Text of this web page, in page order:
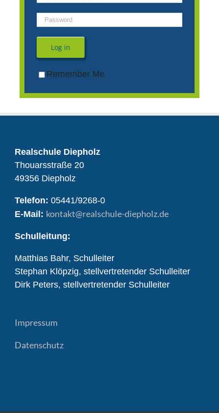
Log in
Remember Me
Realschule Diepholz
Thouarsstraße 20
49356 Diepholz
Telefon: 05441/9268-0
E-Mail: kontakt@realschule-diepholz.de
Schulleitung:
Matthias Bahr, Schulleiter
Stephan Klöpzig, stellvertretender Schulleiter
Dirk Peters, stellvertretender Schulleiter
Impressum
Datenschutz